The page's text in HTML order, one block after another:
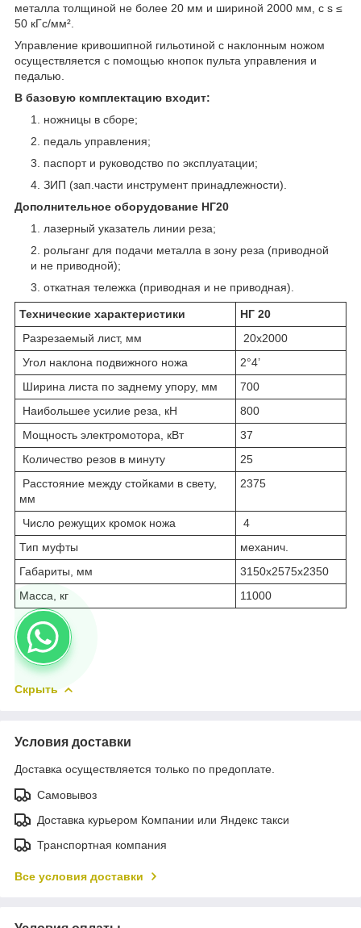
металла толщиной не более 20 мм и шириной 2000 мм, с s ≤
50 кГс/мм².
Управление кривошипной гильотиной с наклонным ножом
осуществляется с помощью кнопок пульта управления и
педалью.
В базовую комплектацию входит:
ножницы в сборе;
педаль управления;
паспорт и руководство по эксплуатации;
ЗИП (зап.части инструмент принадлежности).
Дополнительное оборудование НГ20
лазерный указатель линии реза;
рольганг для подачи металла в зону реза (приводной
и не приводной);
откатная тележка (приводная и не приводная).
Технические характеристики
НГ 20
Разрезаемый лист, мм
20х2000
Угол наклона подвижного ножа
2°4’
Ширина листа по заднему упору, мм
700
Наибольшее усилие реза, кН
800
Мощность электромотора, кВт
37
Количество резов в минуту
25
Расстояние между стойками в свету,
мм
2375
Число режущих кромок ножа
4
Тип муфты
механич.
Габариты, мм
3150х2575х2350
Масса, кг
11000
Скрыть
Условия доставки
Доставка осуществляется только по предоплате.
Самовывоз
Доставка курьером Компании или Яндекс такси
Транспортная компания
Все условия доставки